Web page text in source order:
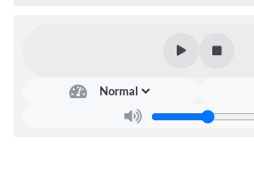
Legislação
Lei de acesso à informação